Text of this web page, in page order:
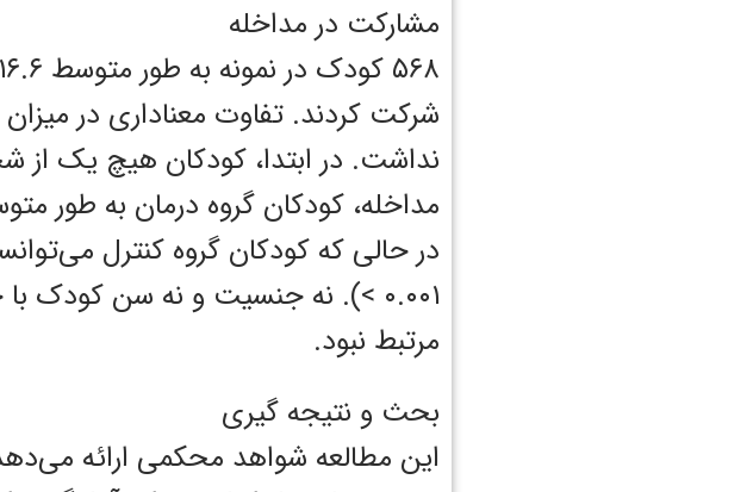
مشارکت در مداخله
شرکت کردند. تفاوت معناداری در
< ۰.۰۰۱). نه جنسیت و نه سن
مرتبط نبود.
بحث و نتیجه گیری
این مطالعه شواهد محکمی ارائه